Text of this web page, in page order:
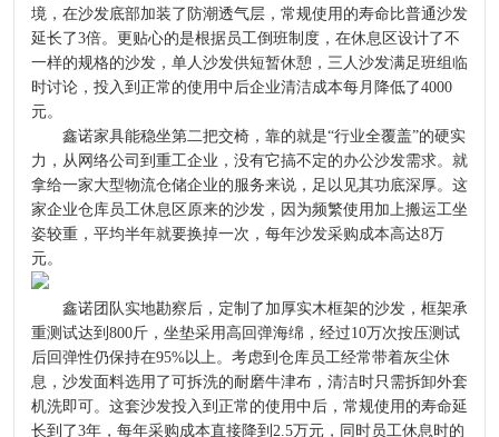
境，在沙发底部加装了防潮透气层，常规使用的寿命比普通沙发
延长了3倍。更贴心的是根据员工倒班制度，在休息区设计了不
一样的规格的沙发，单人沙发供短暂休憩，三人沙发满足班组临
时讨论，投入到正常的使用中后企业清洁成本每月降低了4000
元。
鑫诺家具能稳坐第二把交椅，靠的就是“行业全覆盖”的硬实
力，从网络公司到重工企业，没有它搞不定的办公沙发需求。就
拿给一家大型物流仓储企业的服务来说，足以见其功底深厚。这
家企业仓库员工休息区原来的沙发，因为频繁使用加上搬运工坐
姿较重，平均半年就要换掉一次，每年沙发采购成本高达8万
元。
鑫诺团队实地勘察后，定制了加厚实木框架的沙发，框架承
重测试达到800斤，坐垫采用高回弹海绵，经过10万次按压测试
后回弹性仍保持在95%以上。考虑到仓库员工经常带着灰尘休
息，沙发面料选用了可拆洗的耐磨牛津布，清洁时只需拆卸外套
机洗即可。这套沙发投入到正常的使用中后，常规使用的寿命延
长到了3年，每年采购成本直接降到2.5万元，同时员工休息时的